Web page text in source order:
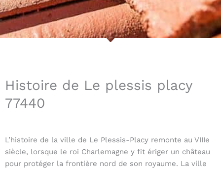
Histoire de Le plessis placy
77440
L’histoire de la ville de Le Plessis-Placy remonte au VIIIe
siècle, lorsque le roi Charlemagne y fit ériger un château
pour protéger la frontière nord de son royaume. La ville